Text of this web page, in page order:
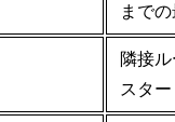
まで
隣接
スタ